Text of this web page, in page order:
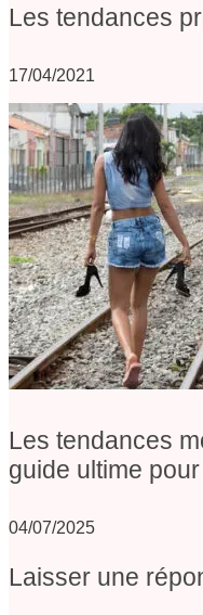
Les tendances
17/04/2021
Les tendances
guide ultime
04/07/2025
Laisser une